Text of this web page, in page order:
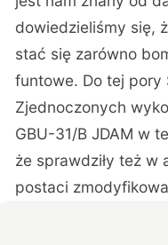
dowiedzieliśmy się,
stać się zarówno
funtowe. Do tej pory
Zjednoczonych
GBU-31/B JDAM w
że sprawdziły też w
postaci